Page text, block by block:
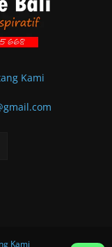
Kami
Kami